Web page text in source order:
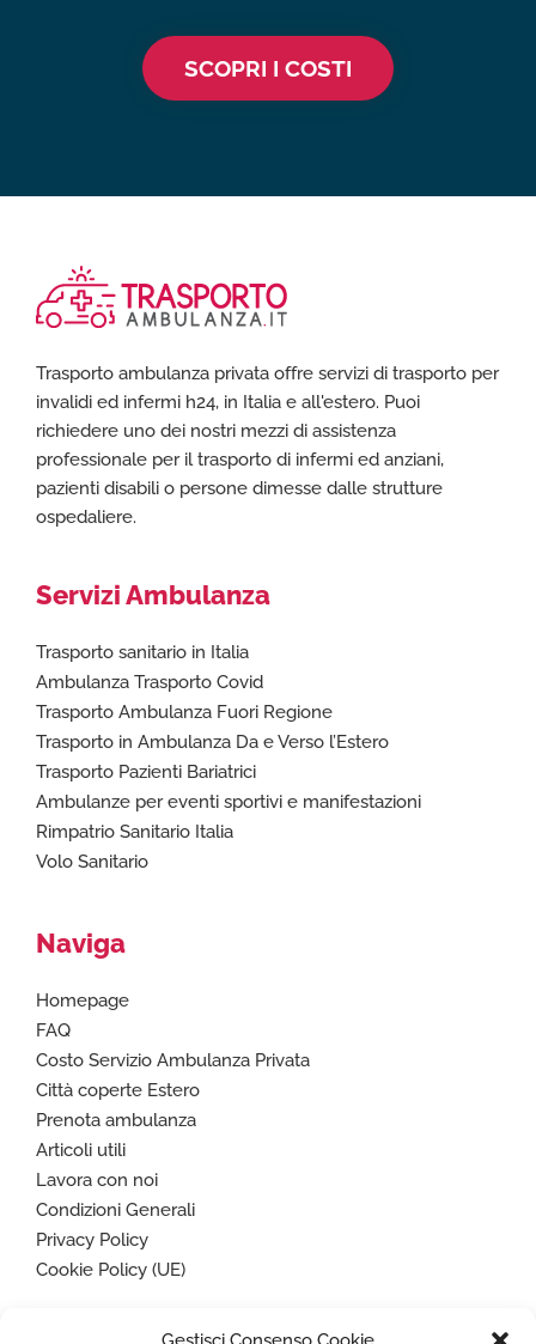
SCOPRI I COSTI
Trasporto ambulanza privata offre servizi di trasporto per
invalidi ed infermi h24, in Italia e all'estero. Puoi
richiedere uno dei nostri mezzi di assistenza
professionale per il trasporto di infermi ed anziani,
pazienti disabili o persone dimesse dalle strutture
ospedaliere.
Servizi Ambulanza
Trasporto sanitario in Italia
Ambulanza Trasporto Covid
Trasporto Ambulanza Fuori Regione
Trasporto in Ambulanza Da e Verso l’Estero
Trasporto Pazienti Bariatrici
Ambulanze per eventi sportivi e manifestazioni
Rimpatrio Sanitario Italia
Volo Sanitario
Naviga
Homepage
FAQ
Costo Servizio Ambulanza Privata
Città coperte Estero
Prenota ambulanza
Articoli utili
Lavora con noi
Condizioni Generali
Privacy Policy
Cookie Policy (UE)